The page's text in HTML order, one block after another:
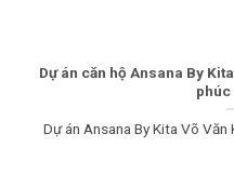
Dự án căn hộ Ansana By
phúc
Dự án Ansana By Kita Võ Văn